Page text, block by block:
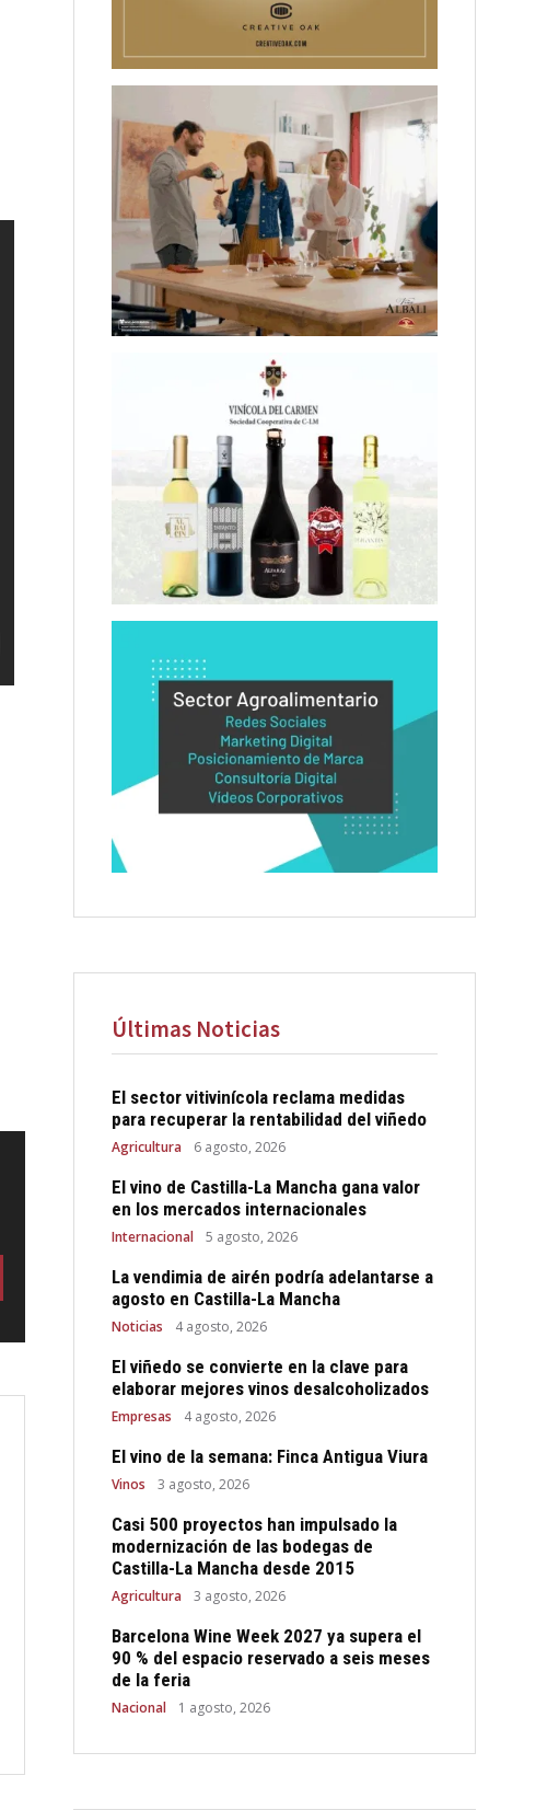
Últimas Noticias
El sector vitivinícola reclama medidas
para recuperar la rentabilidad del viñedo
Agricultura 6 agosto, 2026
El vino de Castilla-La Mancha gana valor
en los mercados internacionales
Internacional 5 agosto, 2026
La vendimia de airén podría adelantarse a
agosto en Castilla-La Mancha
Noticias 4 agosto, 2026
El viñedo se convierte en la clave para
elaborar mejores vinos desalcoholizados
Empresas 4 agosto, 2026
El vino de la semana: Finca Antigua Viura
Vinos 3 agosto, 2026
Casi 500 proyectos han impulsado la
modernización de las bodegas de
Castilla-La Mancha desde 2015
Agricultura 3 agosto, 2026
Barcelona Wine Week 2027 ya supera el
90 % del espacio reservado a seis meses
de la feria
Nacional 1 agosto, 2026